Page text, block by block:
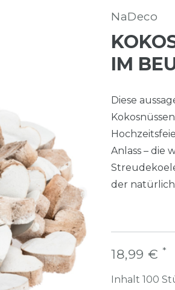
NaDeco
M
Diese
Anlass – die
der
18,99 € *
Inhalt 100